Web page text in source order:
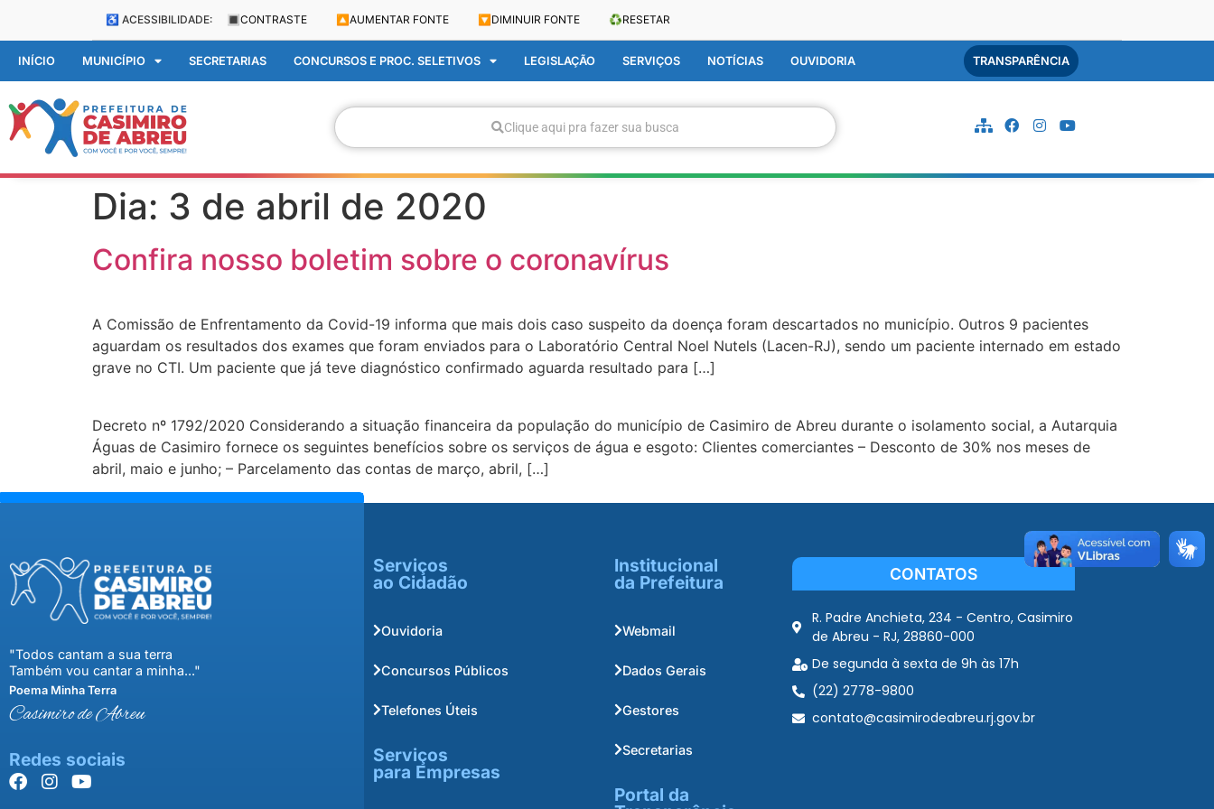
♿ ACESSIBILIDADE: 🔳 CONTRASTE 🔼 AUMENTAR FONTE 🔽 DIMINUIR FONTE ♻️RESETAR
INÍCIO MUNICÍPIO SECRETARIAS CONCURSOS E PROC. SELETIVOS LEGISLAÇÃO SERVIÇOS NOTÍCIAS OUVIDORIA TRANSPARÊNCIA
Clique aqui pra fazer sua busca
Dia: 3 de abril de 2020
Confira nosso boletim sobre o coronavírus
A Comissão de Enfrentamento da Covid-19 informa que mais dois caso suspeito da doença foram descartados no município. Outros 9 pacientes
aguardam os resultados dos exames que foram enviados para o Laboratório Central Noel Nutels (Lacen-RJ), sendo um paciente internado em estado
grave no CTI. Um paciente que já teve diagnóstico confirmado aguarda resultado para […]
Decreto nº 1792/2020 Considerando a situação financeira da população do município de Casimiro de Abreu durante o isolamento social, a Autarquia
Águas de Casimiro fornece os seguintes benefícios sobre os serviços de água e esgoto: Clientes comerciantes – Desconto de 30% nos meses de
abril, maio e junho; – Parcelamento das contas de março, abril, […]
"Todos cantam a sua terra
Também vou cantar a minha..."
Poema Minha Terra
Casimiro de Abreu
Redes sociais
Serviços
ao Cidadão
Ouvidoria
Concursos Públicos
Telefones Úteis
Serviços
para Empresas
Institucional
da Prefeitura
Webmail
Dados Gerais
Gestores
Secretarias
Portal da
CONTATOS
R. Padre Anchieta, 234 - Centro, Casimiro
de Abreu - RJ, 28860-000
De segunda à sexta de 9h às 17h
(22) 2778-9800
contato@casimirodeabreu.rj.gov.br